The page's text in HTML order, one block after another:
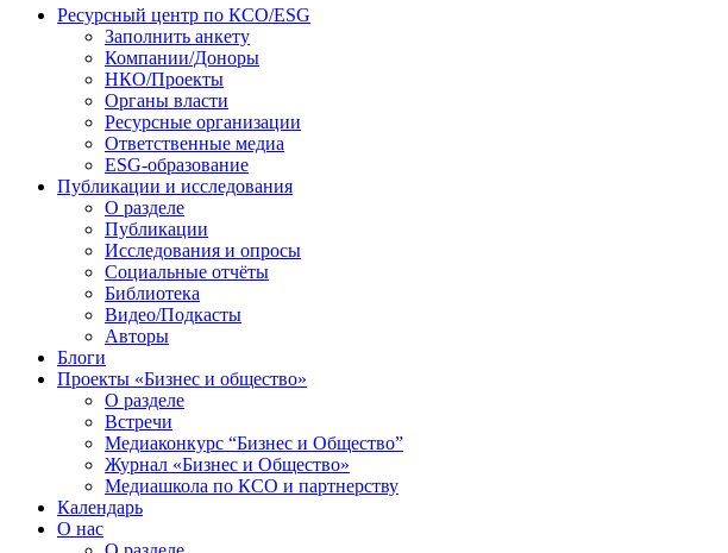
Перейти
содержимому
Ресурсный центр по КСО/ESG
Заполнить анкету
Компании/Доноры
НКО/Проекты
Органы власти
Ресурсные организации
Ответственные медиа
ESG-образование
Публикации и исследования
О разделе
Публикации
Исследования и опросы
Социальные отчёты
Библиотека
Видео/Подкасты
Авторы
Блоги
Проекты «Бизнес и общество»
О разделе
Встречи
Медиаконкурс “Бизнес и Общество”
Журнал «Бизнес и Общество»
Медиашкола по КСО и партнерству
Календарь
О нас